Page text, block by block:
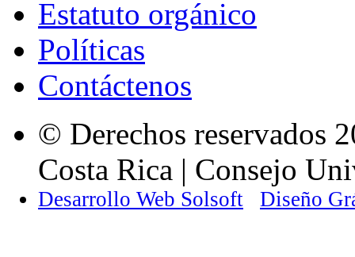
Estatuto orgánico
Políticas
Contáctenos
© Derechos reservados
Costa Rica | Consejo
Desarrollo Web Solsoft Diseño